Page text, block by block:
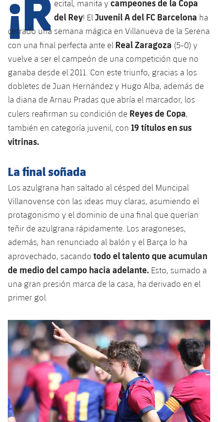
plusicon
más
Instalaciones
Spotify Camp Nou
Palau Blaugrana
Ciutat Esportiva
La Masia
plusicon
más
Servicios Médicos
Accesibilidad
plusicon
más
Acreditaciones
Instalaciones
ecital, manita y campeones de la Copa
del Rey! El Juvenil A del FC Barcelona ha
cerrado una semana mágica en Villanueva de la Serena
con una final perfecta ante el Real Zaragoza (5-0) y
vuelve a ser el campeón de una competición que no
ganaba desde el 2011. Con este triunfo, gracias a los
dobletes de Juan Hernández y Hugo Alba, además de
la diana de Arnau Pradas que abría el marcador, los
culers reafirman su condición de Reyes de Copa,
también en categoría juvenil, con 19 títulos en sus
vitrinas.
La final soñada
Los azulgrana han saltado al césped del Muncipal
Villanovense con las ideas muy claras, asumiendo el
protagonismo y el dominio de una final que querían
teñir de azulgrana rápidamente. Los aragoneses,
además, han renunciado al balón y el Barça lo ha
aprovechado, sacando todo el talento que acumulan
de medio del campo hacia adelante. Esto, sumado a
una gran presión marca de la casa, ha derivado en el
primer gol.